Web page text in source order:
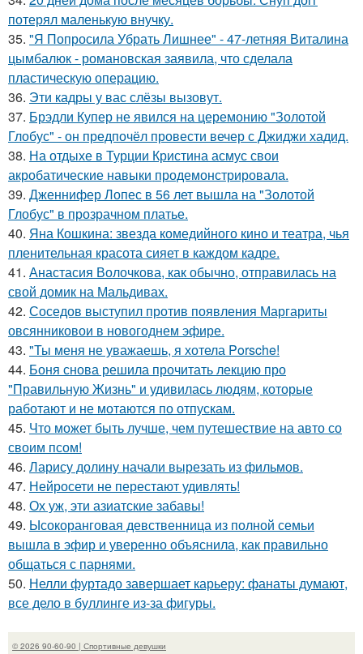
потерял маленькую внучку.
35. "Я Попросила Убрать Лишнее" - 47-летняя Виталина
цымбалюк - романовская заявила, что сделала
пластическую операцию.
36. Эти кадры у вас слёзы вызовут.
37. Брэдли Купер не явился на церемонию "Золотой
Глобус" - он предпочёл провести вечер с Джиджи хадид.
38. На отдыхе в Турции Кристина асмус свои
акробатические навыки продемонстрировала.
39. Дженнифер Лопес в 56 лет вышла на "Золотой
Глобус" в прозрачном платье.
40. Яна Кошкина: звезда комедийного кино и театра, чья
пленительная красота сияет в каждом кадре.
41. Анастасия Волочкова, как обычно, отправилась на
свой домик на Мальдивах.
42. Соседов выступил против появления Маргариты
овсянниковои в новогоднем эфире.
43. "Ты меня не уважаешь, я хотела Porsche!
44. Боня снова решила прочитать лекцию про
"Правильную Жизнь" и удивилась людям, которые
работают и не мотаются по отпускам.
45. Что может быть лучше, чем путешествие на авто со
своим псом!
46. Ларису долину начали вырезать из фильмов.
47. Нейросети не перестают удивлять!
48. Ох уж, эти азиатские забавы!
49. Ысокоранговая девственница из полной семьи
вышла в эфир и уверенно объяснила, как правильно
общаться с парнями.
50. Нелли фуртадо завершает карьеру: фанаты думают,
все дело в буллинге из-за фигуры.
© 2026 90-60-90 | Спортивные девушки